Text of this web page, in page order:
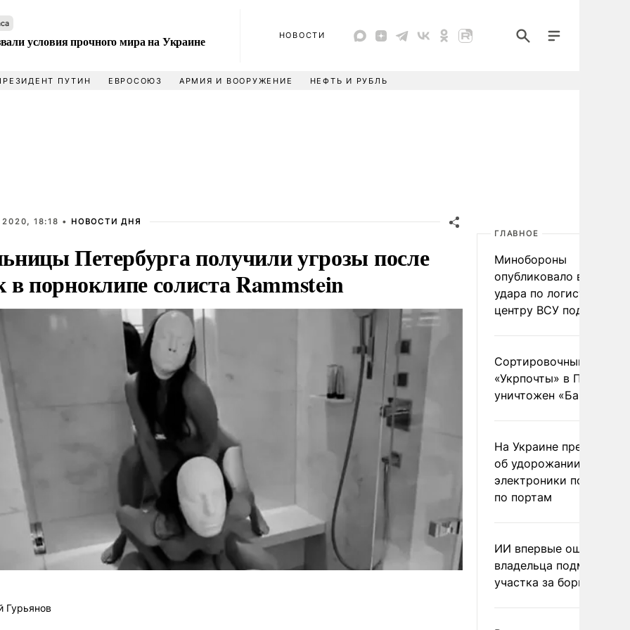
условия прочного мира на Украине НОВОСТИ
ПУТИН ЕВРОСОЮЗ АРМИЯ И ВООРУЖЕНИЕ НЕФТЬ И РУБЛЬ
18:18 • НОВОСТИ ДНЯ
Петербурга получили угрозы после
в порноклипе солиста Rammstein
Гурьянов
ГЛАВНОЕ
Минобороны
опубликовало видео
удара по
центру ВСУ под Киевом
Сортировочный пункт
«Укрпочты» в
уничтожен
На Украине
об удорожании
электроники после
по портам
ИИ впервые
владельца
участка за борщевик